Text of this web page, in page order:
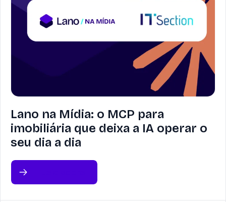
Lano na Mídia: o MCP para
imobiliária que deixa a IA operar o
seu dia a dia